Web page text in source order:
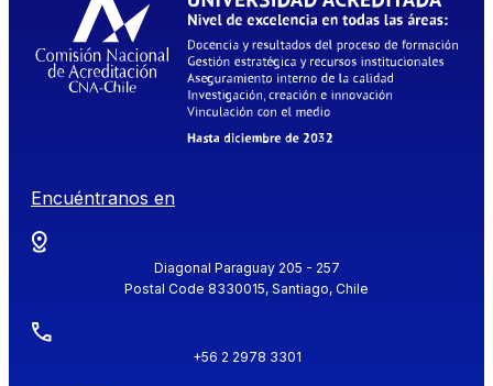
Encuéntranos en
Diagonal Paraguay 205 - 257
Postal Code 8330015, Santiago, Chile
+56 2 2978 3301